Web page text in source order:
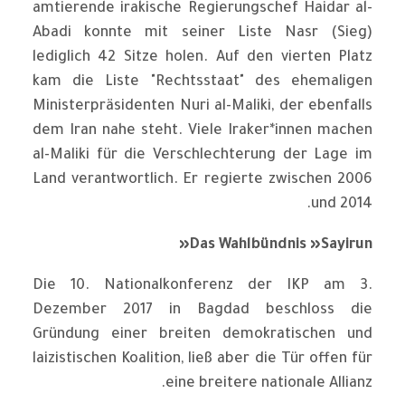
amtierende irakische Regierungschef Haidar al-
Abadi konnte mit seiner Liste Nasr (Sieg)
lediglich 42 Sitze holen. Auf den vierten Platz
kam die Liste "Rechtsstaat" des ehemaligen
Ministerpräsidenten Nuri al-Maliki, der ebenfalls
dem Iran nahe steht. Viele Iraker*innen machen
al-Maliki für die Verschlechterung der Lage im
Land verantwortlich. Er regierte zwischen 2006
und 2014.
Das Wahlbündnis »Sayirun«
Die 10. Nationalkonferenz der IKP am 3.
Dezember 2017 in Bagdad beschloss die
Gründung einer breiten demokratischen und
laizistischen Koalition, ließ aber die Tür offen für
eine breitere nationale Allianz.